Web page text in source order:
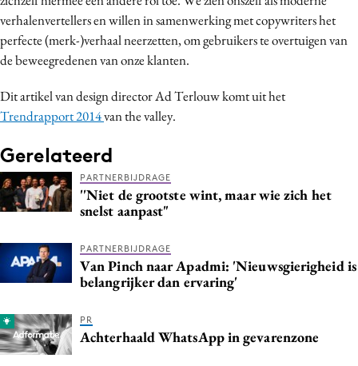
verhalenvertellers en willen in samenwerking met copywriters het
perfecte (merk-)verhaal neerzetten, om gebruikers te overtuigen van
de beweegredenen van onze klanten.
Dit artikel van design director Ad Terlouw komt uit het
Trendrapport 2014van the valley.
Gerelateerd
PARTNERBIJDRAGE
''Niet de grootste wint, maar wie zich het
snelst aanpast"
PARTNERBIJDRAGE
Van Pinch naar Apadmi: 'Nieuwsgierigheid is
belangrijker dan ervaring'
PR
Achterhaald WhatsApp in gevarenzone